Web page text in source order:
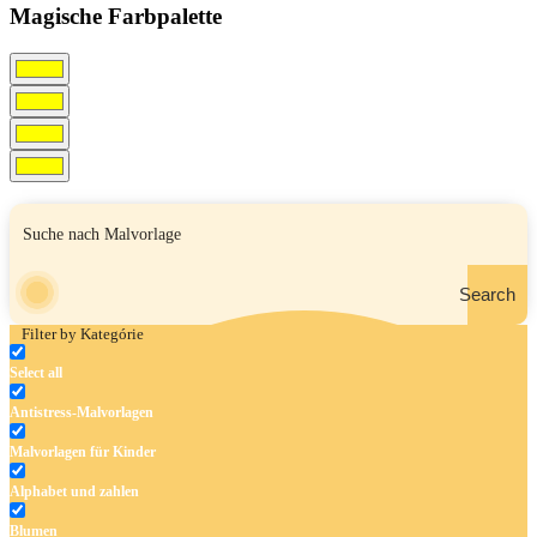
Magische Farbpalette
Search
Filter by Kategórie
Select all
Antistress-Malvorlagen
Malvorlagen für Kinder
Alphabet und zahlen
Blumen